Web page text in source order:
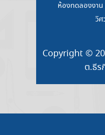
ห้องทดลองงา
วิศ
Copyright ©
ต.ธีร